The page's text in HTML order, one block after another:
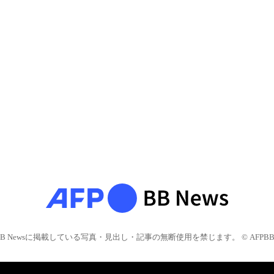
Newsに掲載している写真・見出し・記事の無断使用を禁じます。 © AFPBB